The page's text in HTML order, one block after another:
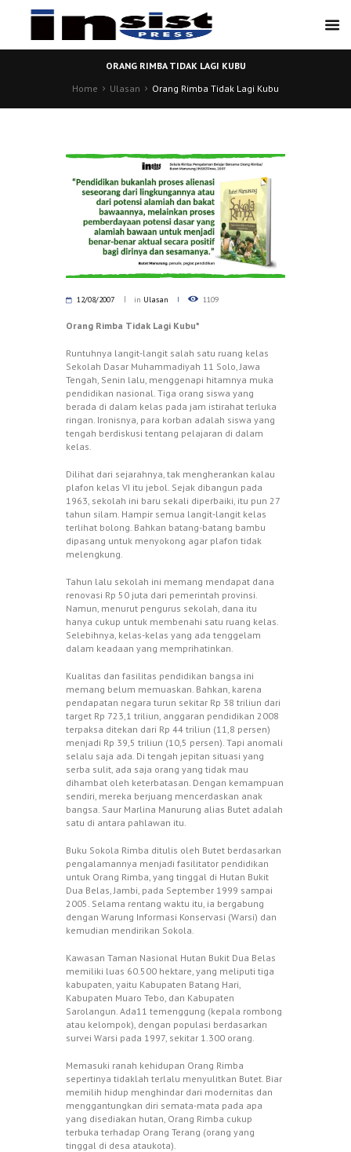
ORANG RIMBA TIDAK LAGI KUBU
Home
Ulasan Orang Rimba Tidak Lagi Kubu
12/08/2007 in Ulasan 1109
Orang Rimba Tidak Lagi Kubu*
Runtuhnya langit-langit salah satu ruang kelas
Sekolah Dasar Muhammadiyah 11 Solo, Jawa
Tengah, Senin lalu, menggenapi hitamnya muka
pendidikan nasional. Tiga orang siswa yang
berada di dalam kelas pada jam istirahat terluka
ringan. Ironisnya, para korban adalah siswa yang
tengah berdiskusi tentang pelajaran di dalam
kelas.
Dilihat dari sejarahnya, tak mengherankan kalau
plafon kelas VI itu jebol. Sejak dibangun pada
1963, sekolah ini baru sekali diperbaiki, itu pun 27
tahun silam. Hampir semua langit-langit kelas
terlihat bolong. Bahkan batang-batang bambu
dipasang untuk menyokong agar plafon tidak
melengkung.
Tahun lalu sekolah ini memang mendapat dana
renovasi Rp 50 juta dari pemerintah provinsi.
Namun, menurut pengurus sekolah, dana itu
hanya cukup untuk membenahi satu ruang kelas.
Selebihnya, kelas-kelas yang ada tenggelam
dalam keadaan yang memprihatinkan.
Kualitas dan fasilitas pendidikan bangsa ini
memang belum memuaskan. Bahkan, karena
pendapatan negara turun sekitar Rp 38 triliun dari
target Rp 723,1 triliun, anggaran pendidikan 2008
terpaksa ditekan dari Rp 44 triliun (11,8 persen)
menjadi Rp 39,5 triliun (10,5 persen). Tapi anomali
selalu saja ada. Di tengah jepitan situasi yang
serba sulit, ada saja orang yang tidak mau
dihambat oleh keterbatasan. Dengan kemampuan
sendiri, mereka berjuang mencerdaskan anak
bangsa. Saur Marlina Manurung alias Butet adalah
satu di antara pahlawan itu.
Buku Sokola Rimba ditulis oleh Butet berdasarkan
pengalamannya menjadi fasilitator pendidikan
untuk Orang Rimba, yang tinggal di Hutan Bukit
Dua Belas, Jambi, pada September 1999 sampai
2005. Selama rentang waktu itu, ia bergabung
dengan Warung Informasi Konservasi (Warsi) dan
kemudian mendirikan Sokola.
Kawasan Taman Nasional Hutan Bukit Dua Belas
memiliki luas 60.500 hektare, yang meliputi tiga
kabupaten, yaitu Kabupaten Batang Hari,
Kabupaten Muaro Tebo, dan Kabupaten
Sarolangun. Ada11 temenggung (kepala rombong
atau kelompok), dengan populasi berdasarkan
survei Warsi pada 1997, sekitar 1.300 orang.
Memasuki ranah kehidupan Orang Rimba
sepertinya tidaklah terlalu menyulitkan Butet. Biar
memilih hidup menghindar dari modernitas dan
menggantungkan diri semata-mata pada apa
yang disediakan hutan, Orang Rimba cukup
terbuka terhadap Orang Terang (orang yang
tinggal di desa ataukota).